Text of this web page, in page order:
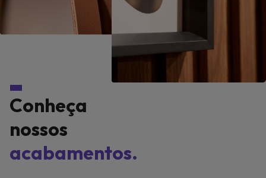
Conheça
nossos
acabamentos.